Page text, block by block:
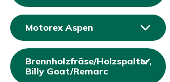
Motorex Aspen
Brennholzfräse/Holzspalter,
Billy Goat/Remarc